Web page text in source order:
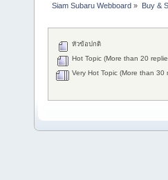
Siam Subaru Webboard » Buy &
หัวข้อปกติ
Hot Topic (More than 20
Very Hot Topic (More than 30